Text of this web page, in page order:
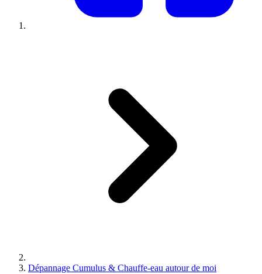
Dépannage Cumulus & Chauffe-eau autour de moi